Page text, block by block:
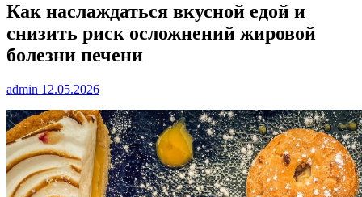
Как наслаждаться вкусной едой и
снизить риск осложнений жировой
болезни печени
admin 12.05.2026